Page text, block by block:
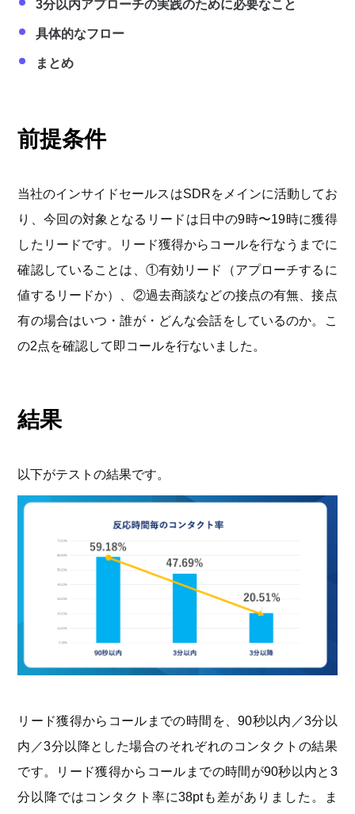
3分以内アプローチの実践のために必要なこと
具体的なフロー
まとめ
前提条件
当社のインサイドセールスはSDRをメインに活動してお
り、今回の対象となるリードは日中の9時〜19時に獲得
したリードです。リード獲得からコールを行なうまでに
確認していることは、①有効リード（アプローチするに
値するリードか）、②過去商談などの接点の有無、接点
有の場合はいつ・誰が・どんな会話をしているのか。こ
の2点を確認して即コールを行ないました。
結果
以下がテストの結果です。
リード獲得からコールまでの時間を、90秒以内／3分以
内／3分以降とした場合のそれぞれのコンタクトの結果
です。リード獲得からコールまでの時間が90秒以内と3
分以降ではコンタクト率に38ptも差がありました。ま